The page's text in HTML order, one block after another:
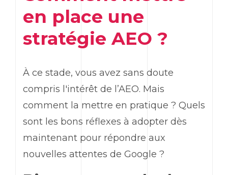
en place une
stratégie AEO ?
À ce stade, vous avez sans doute
compris l'intérêt de l’AEO. Mais
comment la mettre en pratique ? Quels
sont les bons réflexes à adopter dès
maintenant pour répondre aux
nouvelles attentes de Google ?